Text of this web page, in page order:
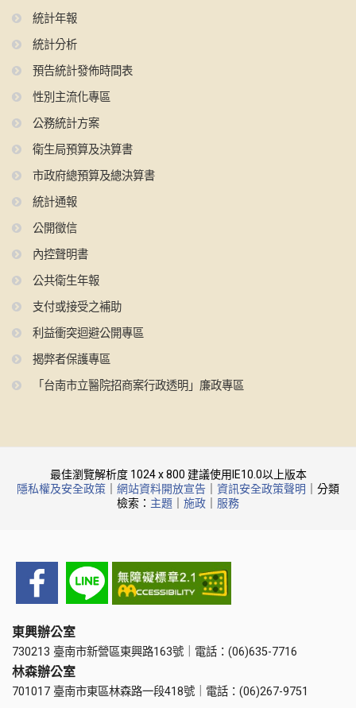
統計年報
統計分析
預告統計發佈時間表
性別主流化專區
公務統計方案
衛生局預算及決算書
市政府總預算及總決算書
統計通報
公開徵信
內控聲明書
公共衛生年報
支付或接受之補助
利益衝突迴避公開專區
揭弊者保護專區
「台南市立醫院招商案行政透明」廉政專區
最佳瀏覽解析度 1024 x 800 建議使用IE10.0以上版本
隱私權及安全政策
網站資料開放宣告 資訊安全政策聲明
｜分類
檢索： 主題 施政 服務
東興辦公室
730213 臺南市新營區東興路163號｜電話：(06)635-7716
林森辦公室
701017 臺南市東區林森路一段418號｜電話：(06)267-9751